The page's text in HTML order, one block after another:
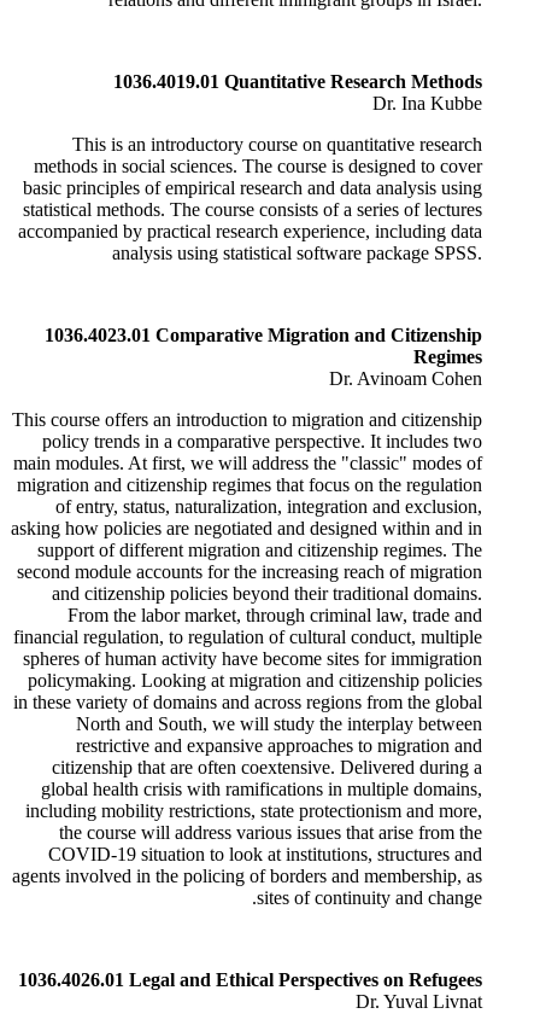
1036.4019.01 Quantitative Research Methods
Dr. Ina Kubbe
This is an introductory course on quantitative research
methods in social sciences. The course is designed to cover
basic principles of empirical research and data analysis using
statistical methods. The course consists of a series of lectures
accompanied by practical research experience, including data
analysis using statistical software package SPSS.
1036.4023.01 Comparative Migration and Citizenship
Regimes
Dr. Avinoam Cohen
This course offers an introduction to migration and citizenship
policy trends in a comparative perspective. It includes two
main modules. At first, we will address the "classic" modes of
migration and citizenship regimes that focus on the regulation
of entry, status, naturalization, integration and exclusion,
asking how policies are negotiated and designed within and in
support of different migration and citizenship regimes. The
second module accounts for the increasing reach of migration
and citizenship policies beyond their traditional domains.
From the labor market, through criminal law, trade and
financial regulation, to regulation of cultural conduct, multiple
spheres of human activity have become sites for immigration
policymaking. Looking at migration and citizenship policies
in these variety of domains and across regions from the global
North and South, we will study the interplay between
restrictive and expansive approaches to migration and
citizenship that are often coextensive. Delivered during a
global health crisis with ramifications in multiple domains,
including mobility restrictions, state protectionism and more,
the course will address various issues that arise from the
COVID-19 situation to look at institutions, structures and
agents involved in the policing of borders and membership, as
sites of continuity and change.
1036.4026.01 Legal and Ethical Perspectives on Refugees
Dr. Yuval Livnat